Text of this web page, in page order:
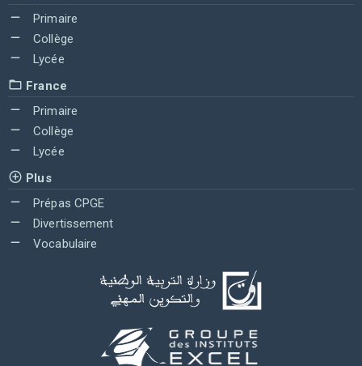
Primaire
Collège
Lycée
France
Primaire
Collège
Lycée
Plus
Prépas CPGE
Divertissement
Vocabulaire